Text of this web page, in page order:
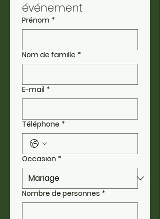
événement
Prénom *
Nom de famille *
E-mail *
Téléphone *
Occasion *
Nombre de personnes *